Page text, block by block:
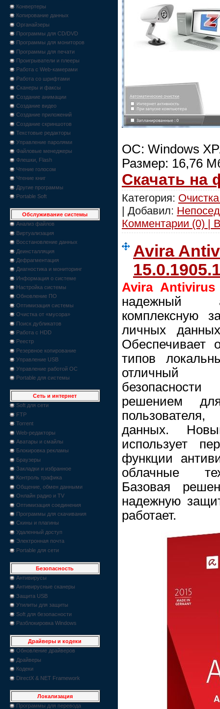
Конвертеры
Копирование данных
Органайзеры
Программы для CD/DVD
Программы для мониторов
Программы для печати
Проигрыватели и плееры
Работа с Web-камерами
Работа со шрифтами
Сканеры и факсы
Создание анимации
Создание видео
Создание приложений
Создание скриншотов
Текстовые редакторы
Управление паролями
Файловые менеджеры
Флешки, Flash
Чтение голосом
Чтение книг
Другие программы
Portable Soft
Обслуживание системы
Анализ файлов
Виртуализация
Восстановление данных
Деинсталляция
Дефрагментация
Диагностика и мониторинг
Информация о системе
Настройка системы
Обновление ПО
Оптимизация системы
Очистка от «мусора»
Поиск дубликатов
Работа с HDD
Реестр
Резервное копирование
Управление USB
Управление работой ОС
Portable для системы
Сеть и интернет
Soft для сети
FTP
Torrent
Web-редакторы
Аватары и смайлы
Блокировка рекламы
Браузеры
Закладки и избранное
Контроль трафика
Общение, обмен данными
Онлайн радио и TV
Оптимизация соединения
Программы для скачивания
Скины и плагины
Удаленный доступ
Электронная почта
Portable для сети
Безопасность
Антивирусы
Антивирусные сканеры
Защита USB
Утилиты для защиты
Soft для безопасности
Разблокировка Windows
Драйверы и кодеки
Обновление драйверов
Драйверы
Кодеки
DirectX & NET Framework
Локализация
Программы для перевода
ОС: Windows
Размер: 16,76
Скачать на
Категория:
| Добавил:
Комментарии (0) |
Avira
Avira Antivirus
надежный
комплексную
личных
Обеспечивает
типов
отличный
решением
данных.
использует
функции
облачные
Базовая
надежную
работает.